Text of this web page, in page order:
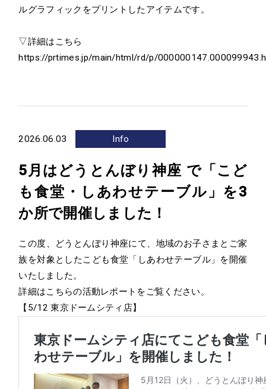
ルグラフィックをプリントしたアイテムです。
▽詳細はこちら
https://prtimes.jp/main/html/rd/p/
2026.06.03 Info
5月はどうとんぼり神座 で「こど
も食堂・しあわせテーブル」を3
か所で開催しました！
この度、どうとんぼり神座にて、地域のお子さまとご家
族を対象としたこども食堂「しあわせテーブル」を開催
いたしました。
詳細はこちらの活動レポートをご覧ください。
【5/12 東京ドームシティ店】